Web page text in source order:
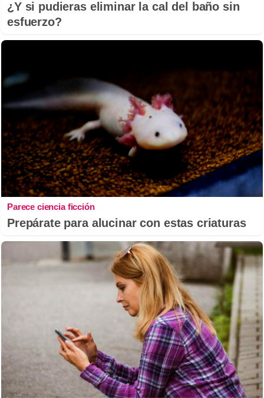
¿Y si pudieras eliminar la cal del baño sin
esfuerzo?
Parece ciencia ficción
Prepárate para alucinar con estas criaturas